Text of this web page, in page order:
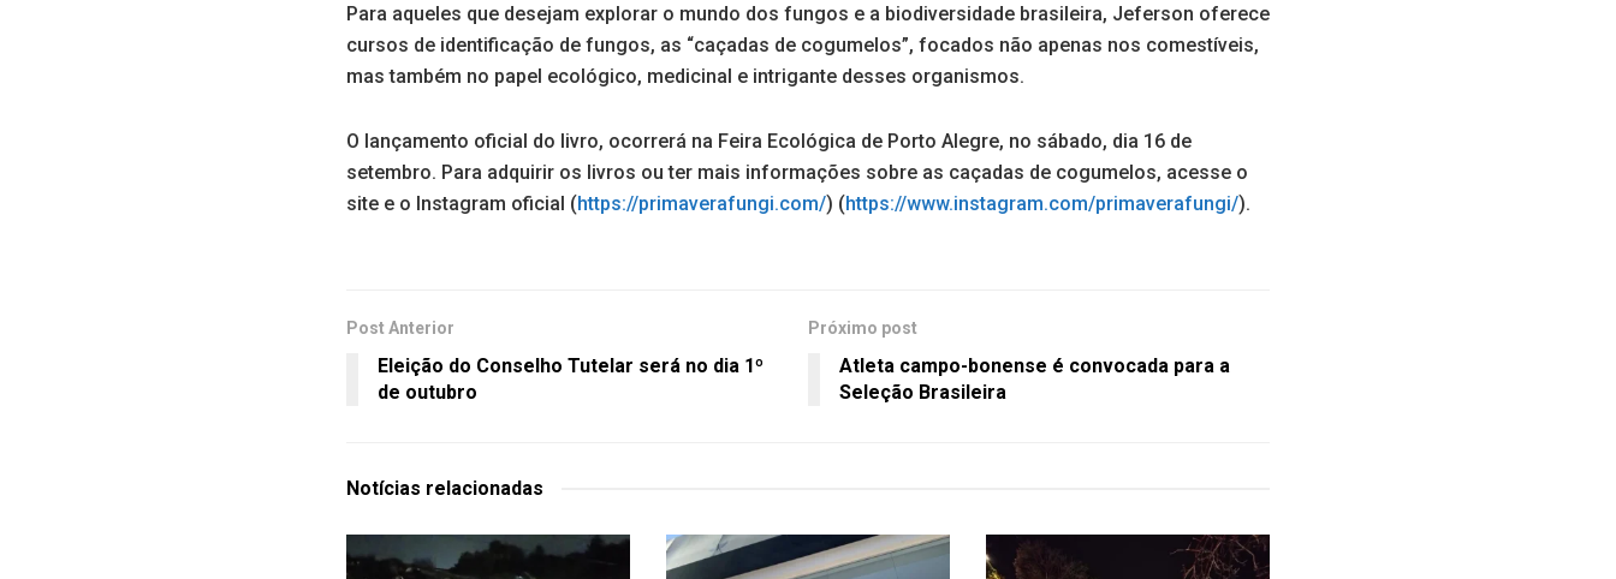
Para aqueles que desejam explorar o mundo dos fungos e a biodiversidade brasileira, Jeferson oferece
cursos de identificação de fungos, as “caçadas de cogumelos”, focados não apenas nos comestíveis,
mas também no papel ecológico, medicinal e intrigante desses organismos.
O lançamento oficial do livro, ocorrerá na Feira Ecológica de Porto Alegre, no sábado, dia 16 de
setembro. Para adquirir os livros ou ter mais informações sobre as caçadas de cogumelos, acesse o
site e o Instagram oficial (https://primaverafungi.com/) (https://www.instagram.com/primaverafungi/).
Post Anterior
Eleição do Conselho Tutelar será no dia 1º
de outubro
Próximo post
Atleta campo-bonense é convocada para a
Seleção Brasileira
Notícias relacionadas